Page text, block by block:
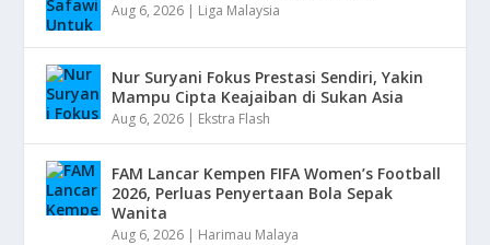
Aug 6, 2026 | Liga Malaysia
Nur Suryani Fokus Prestasi Sendiri, Yakin
Mampu Cipta Keajaiban di Sukan Asia
Aug 6, 2026 | Ekstra Flash
FAM Lancar Kempen FIFA Women’s Football
2026, Perluas Penyertaan Bola Sepak
Wanita
Aug 6, 2026 | Harimau Malaya